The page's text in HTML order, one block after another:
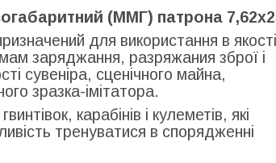
(ММГ) патрона
для використання в якості
заряджання, разряжания зброї і
сувеніра, сценічного майна,
зразка-імітатора.
карабінів і кулеметів, які
тренуватися в спорядженні